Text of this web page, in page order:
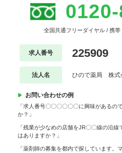
全国共通フリーダイヤル / 携
求人番号 225909
法人名 ひので薬局 株式
お問い合わせの例
「求人番号〇〇〇〇〇〇に興味があるの
か？」
「残業が少なめの店舗をJR〇〇線の沿
はありますか？」
「薬剤師の募集を都内で探しています。